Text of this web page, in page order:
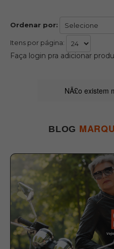
Ordenar por:
Itens por página:
Faça login pra adicionar
NÃ£o existem
BLOG